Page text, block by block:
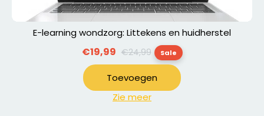
E-learning wondzorg: Littekens en huidherstel
€19,99 Normale
prijs
€24,99 Sale
Toevoegen
Zie meer